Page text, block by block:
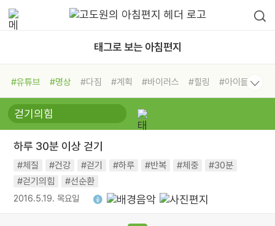
태그로 보는 아침편지
#유튜브 #명상 #다짐 #계획 #바이러스 #힐링
#아이들
#비전캠프
#독서캠프 #삶
#희망
#나눔 #친구 #링컨학교
#독서
#건강 #면역력
하루 30분 이상 걷기
#체질 #건강 #걷기 #하루 #반복 #체중
#30분
#걷기의힘
#선순환
2016.5.19. 목요일